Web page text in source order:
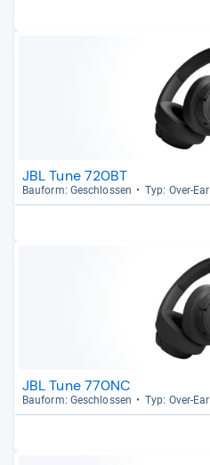
JBL Tune 720BT
Bau­form: Geschlos­sen Typ: Over-​Ear
JBL Tune 770NC
Bau­form: Geschlos­sen Typ: Over-​Ear